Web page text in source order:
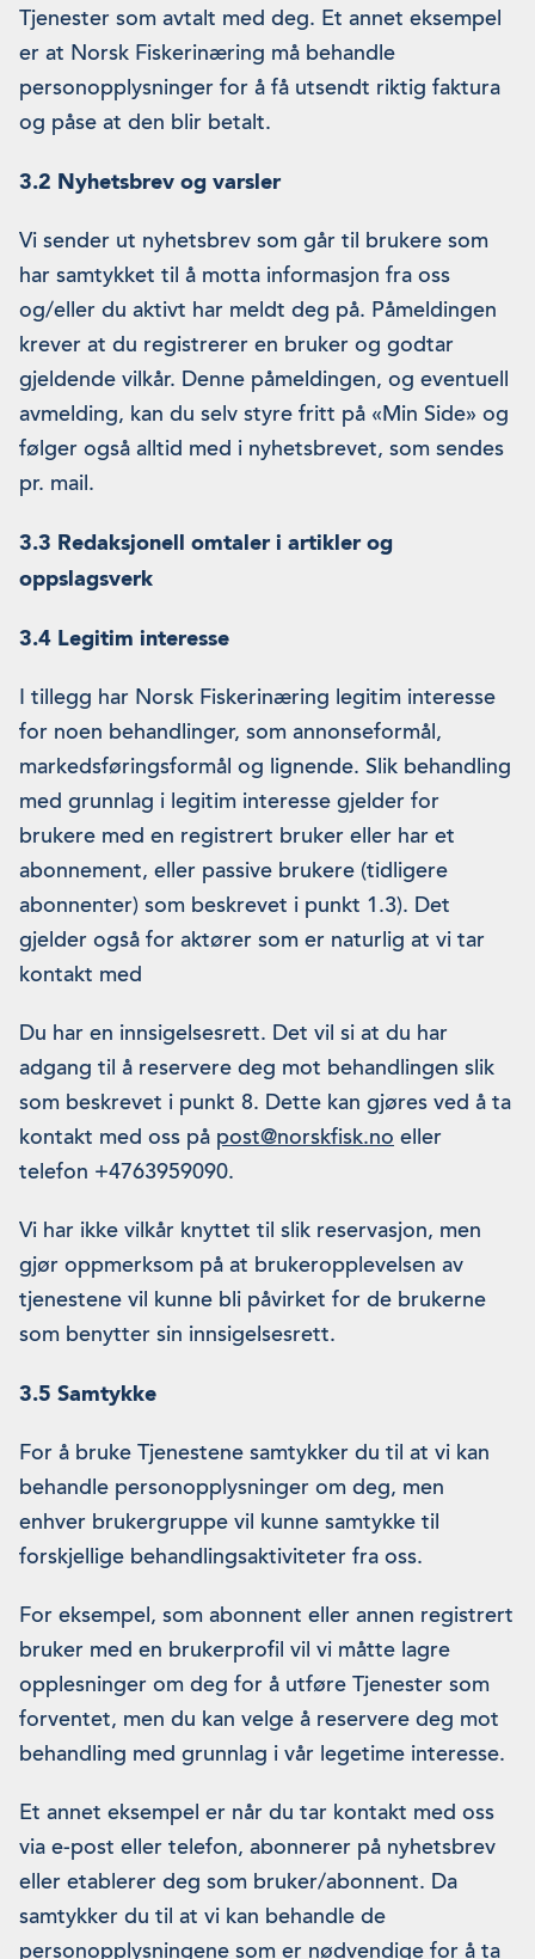
Tjenester som avtalt med deg. Et annet eksempel
er at Norsk Fiskerinæring må behandle
personopplysninger for å få utsendt riktig faktura
og påse at den blir betalt.
3.2 Nyhetsbrev og varsler
Vi sender ut nyhetsbrev som går til brukere som
har samtykket til å motta informasjon fra oss
og/eller du aktivt har meldt deg på. Påmeldingen
krever at du registrerer en bruker og godtar
gjeldende vilkår. Denne påmeldingen, og eventuell
avmelding, kan du selv styre fritt på «Min Side» og
følger også alltid med i nyhetsbrevet, som sendes
pr. mail.
3.3 Redaksjonell omtaler i artikler og
oppslagsverk
3.4 Legitim interesse
I tillegg har Norsk Fiskerinæring legitim interesse
for noen behandlinger, som annonseformål,
markedsføringsformål og lignende. Slik behandling
med grunnlag i legitim interesse gjelder for
brukere med en registrert bruker eller har et
abonnement, eller passive brukere (tidligere
abonnenter) som beskrevet i punkt 1.3). Det
gjelder også for aktører som er naturlig at vi tar
kontakt med
Du har en innsigelsesrett. Det vil si at du har
adgang til å reservere deg mot behandlingen slik
som beskrevet i punkt 8. Dette kan gjøres ved å ta
kontakt med oss på post@norskfisk.no eller
telefon +4763959090.
Vi har ikke vilkår knyttet til slik reservasjon, men
gjør oppmerksom på at brukeropplevelsen av
tjenestene vil kunne bli påvirket for de brukerne
som benytter sin innsigelsesrett.
3.5 Samtykke
For å bruke Tjenestene samtykker du til at vi kan
behandle personopplysninger om deg, men
enhver brukergruppe vil kunne samtykke til
forskjellige behandlingsaktiviteter fra oss.
For eksempel, som abonnent eller annen registrert
bruker med en brukerprofil vil vi måtte lagre
opplesninger om deg for å utføre Tjenester som
forventet, men du kan velge å reservere deg mot
behandling med grunnlag i vår legetime interesse.
Et annet eksempel er når du tar kontakt med oss
via e-post eller telefon, abonnerer på nyhetsbrev
eller etablerer deg som bruker/abonnent. Da
samtykker du til at vi kan behandle de
personopplysningene som er nødvendige for å ta